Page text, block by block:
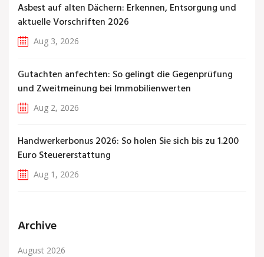
Asbest auf alten Dächern: Erkennen, Entsorgung und
aktuelle Vorschriften 2026
Aug 3, 2026
Gutachten anfechten: So gelingt die Gegenprüfung
und Zweitmeinung bei Immobilienwerten
Aug 2, 2026
Handwerkerbonus 2026: So holen Sie sich bis zu 1.200
Euro Steuererstattung
Aug 1, 2026
Archive
August 2026